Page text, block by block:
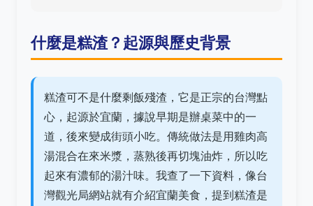
什麼是糕渣？起源與歷史背景
糕渣可不是什麼剩飯殘渣，它是正宗的台灣點
心，起源於宜蘭，據說早期是辦桌菜中的一
道，後來變成街頭小吃。傳統做法是用雞肉高
湯混合在來米漿，蒸熟後再切塊油炸，所以吃
起來有濃郁的湯汁味。我查了一下資料，像台
灣觀光局網站就有介紹宜蘭美食，提到糕渣是